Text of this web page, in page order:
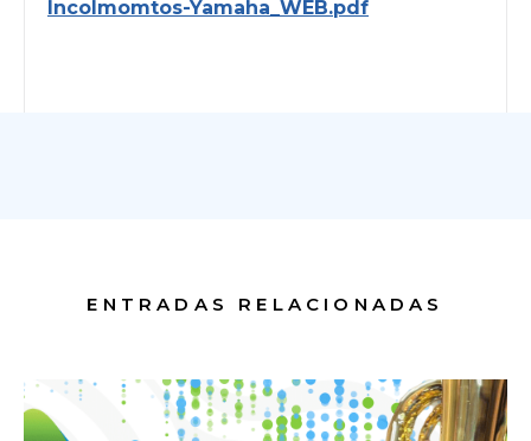
Incolmomtos-Yamaha_WEB.pdf
ENTRADAS RELACIONADAS